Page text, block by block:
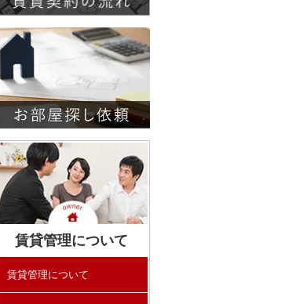
賃貸管理について
賃貸管理について